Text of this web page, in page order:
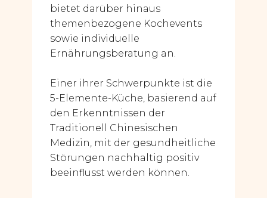
bietet darüber hinaus
themenbezogene Kochevents
sowie individuelle
Ernährungsberatung an.
Einer ihrer Schwerpunkte ist die
5-Elemente-Küche, basierend auf
den Erkenntnissen der
Traditionell Chinesischen
Medizin, mit der gesundheitliche
Störungen nachhaltig positiv
beeinflusst werden können.